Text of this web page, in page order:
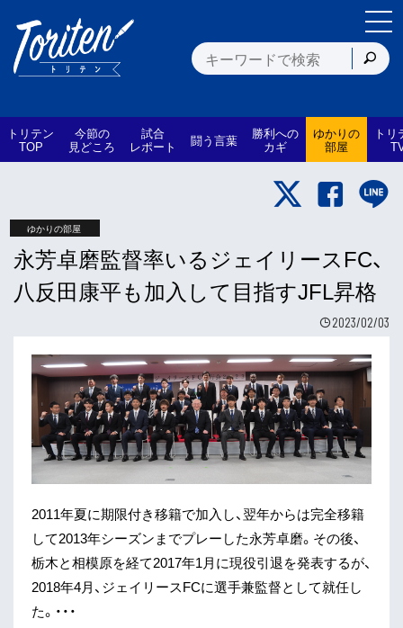
トリテン
TOP
今節の
見どころ
試合
レポート 闘う言葉 勝利への
カギ
ゆかりの
部屋
トリ
ゆかりの部屋
永芳卓磨監督率いるジェイリースFC、
八反田康平も加入して目指すJFL昇格
2023/02/03
2011年夏に期限付き移籍で加入し、翌年からは完全移籍
して2013年シーズンまでプレーした永芳卓磨。その後、
栃木と相模原を経て2017年1月に現役引退を発表するが、
2018年4月、ジェイリースFCに選手兼監督として就任し
た。・・・